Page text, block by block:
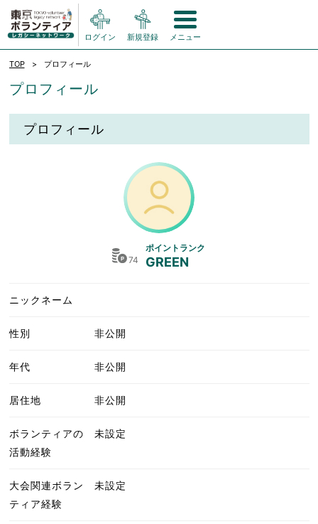
ログイン 新規登録 メニュー
TOP プロフィール
プロフィール
プロフィール
74
ポイントランク
GREEN
ニックネーム
性別 非公開
年代 非公開
居住地 非公開
ボランティアの
活動経験
未設定
大会関連ボラン
ティア経験
未設定